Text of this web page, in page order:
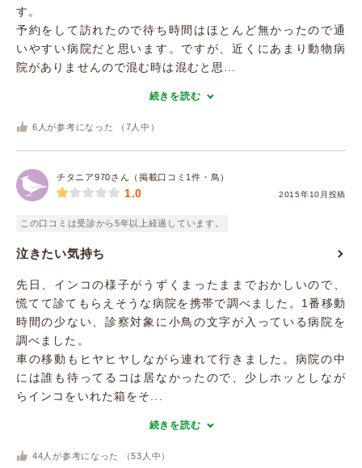
す。
予約をして訪れたので待ち時間はほとんど無かったので通
いやすい病院だと思います。ですが、近くにあまり動物病
院がありませんので混む時は混むと思...
続きを読む
6 人が参考になった （ 7 人中）
チタニア970さん（掲載口コミ1件・鳥）
2015年10月投稿
1.0
この口コミは受診から5年以上経過しています。
泣きたい気持ち
先日、インコの様子がうずくまったままでおかしいので、
慌てて診てもらえそうな病院を携帯で調べました。1番移動
時間の少ない、診察対象に小鳥の文字が入っている病院を
調べました。
車の移動もヒヤヒヤしながら連れて行きました。病院の中
には誰も待ってるコは居なかったので、少しホッとしなが
らインコをいれた箱をそ...
続きを読む
44 人が参考になった （53 人中）